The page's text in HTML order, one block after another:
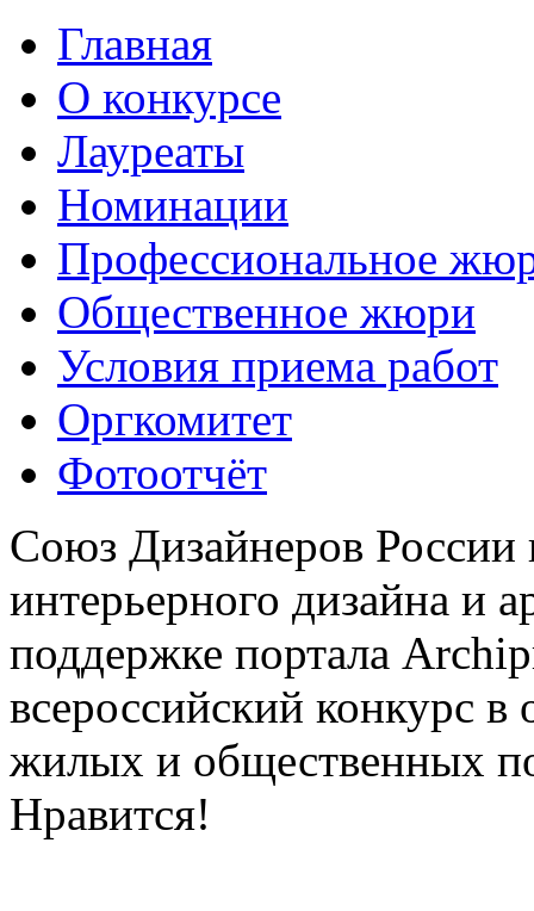
Главная
О конкурсе
Лауреаты
Номинации
Профессиональное
Общественное жюри
Условия приема работ
Оргкомитет
Фотоотчёт
Союз Дизайнеров России
интерьерного дизайна и
поддержке портала
всероссийский конкурс в
жилых и общественных
Нравится!